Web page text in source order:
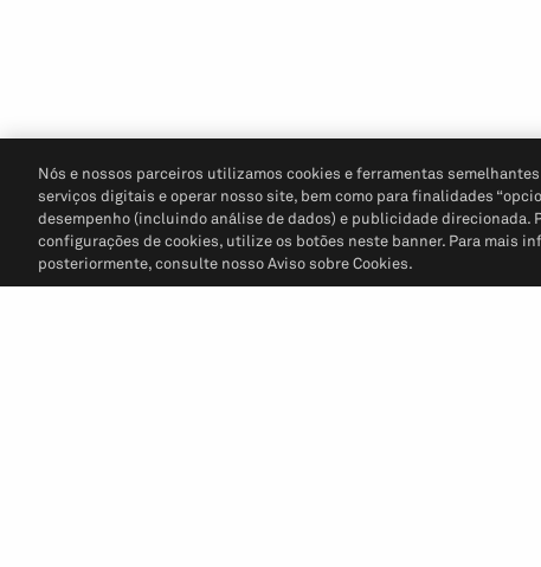
Nós e nossos parceiros utilizamos cookies e ferramentas
serviços digitais e operar nosso site, bem como para finalidades
desempenho (incluindo análise de dados) e publicidade direcionada.
configurações de cookies, utilize os botões neste banner. Para mais
posteriormente, consulte nosso Aviso sobre Cookies.